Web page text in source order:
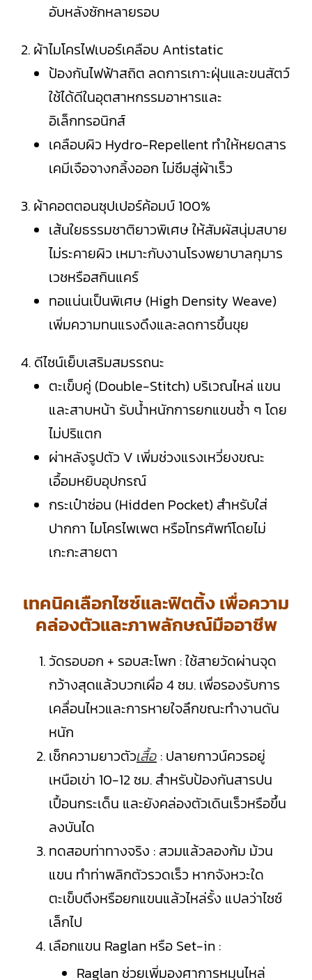
อับหลังซักหลายรอบ
2. ผ้าไมโครไฟเบอร์เคลือบ Antistatic
ป้องกันไฟฟ้าสถิต ลดการเกาะฝุ่นและขนสัตว์
ใช้ได้ดีในอุตสาหกรรมอาหารและ
อิเล็กทรอนิกส์
เคลือบผิว Hydro-Repellent ทำให้หยดสาร
เคมีเจือจางกลิ้งออก ไม่ซึมสู่ผ้าเร็ว
3. ผ้าคอตตอนซุปเปอร์ค้อมบ์ 100%
เส้นใยธรรมชาติยาวพิเศษ ให้สัมผัสนุ่มสบาย
ไม่ระคายผิว เหมาะกับงานโรงพยาบาลกุมาร
เวชหรือสกินแคร์
ทอแน่นเป็นพิเศษ (High Density Weave)
เพิ่มความทนแรงดึงและลดการขึ้นขุย
4. ดีไซน์เย็บเสริมสมรรถนะ
ตะเข็บคู่ (Double-Stitch) บริเวณไหล่ แขน
และสาบหน้า รับน้ำหนักการยกแขนซ้ำ ๆ โดย
ไม่ปริแตก
ผ่าหลังรูปตัว V เพิ่มช่วงแรงเหวี่ยงขณะ
เอื้อมหยิบอุปกรณ์
กระเป๋าซ่อน (Hidden Pocket) สำหรับใส่
ปากกา ไมโครไพเพต หรือโทรศัพท์โดยไม่
เกะกะสายตา
เทคนิคเลือกไซซ์และฟิตติ้ง เพื่อความ
คล่องตัวและภาพลักษณ์มืออาชีพ
วัดรอบอก + รอบสะโพก : ใช้สายวัดผ่านจุด
กว้างสุดแล้วบวกเผื่อ 4 ซม. เพื่อรองรับการ
เคลื่อนไหวและการหายใจลึกขณะทำงานดัน
หนัก
เช็กความยาวตัวเสื้อ : ปลายกาวน์ควรอยู่
เหนือเข่า 10-12 ซม. สำหรับป้องกันสารปน
เปื้อนกระเด็น และยังคล่องตัวเดินเร็วหรือขึ้น
ลงบันได
ทดสอบท่าทางจริง : สวมแล้วลองก้ม ม้วน
แขน ทำท่าพลิกตัวรวดเร็ว หากจังหวะใด
ตะเข็บตึงหรือยกแขนแล้วไหล่รั้ง แปลว่าไซซ์
เล็กไป
เลือกแขน Raglan หรือ Set-in :
Raglan ช่วยเพิ่มองศาการหมุนไหล่